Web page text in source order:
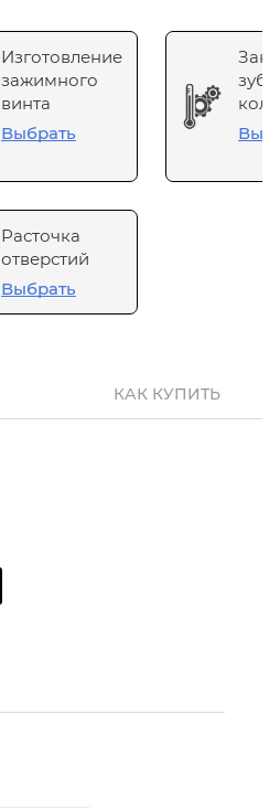
Изготовление
зажимного
винта
Выбрать
Расточка
отверстий
Выбрать
КАК КУПИТЬ